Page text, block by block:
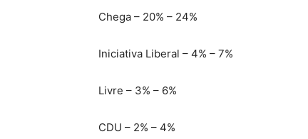
Chega – 20% – 24%
Iniciativa Liberal – 4% – 7%
Livre – 3% – 6%
CDU – 2% – 4%